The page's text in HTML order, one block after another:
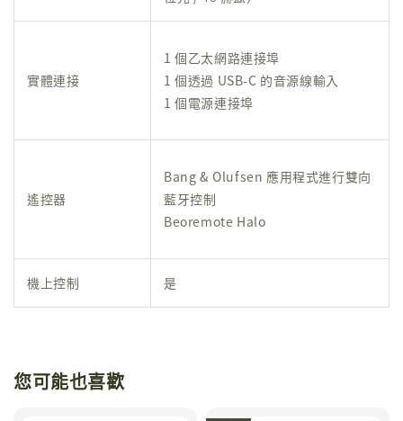
實體連接
1 個乙太網路連接埠
1 個透過 USB-C 的音源線輸入
1 個電源連接埠
遙控器
Bang & Olufsen 應用程式進行雙向
藍牙控制
Beoremote Halo
機上控制 是
您可能也喜歡